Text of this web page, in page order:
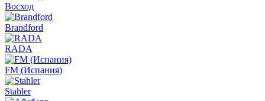
Восход
Brandford
RADA
FM (Испания)
Stahler